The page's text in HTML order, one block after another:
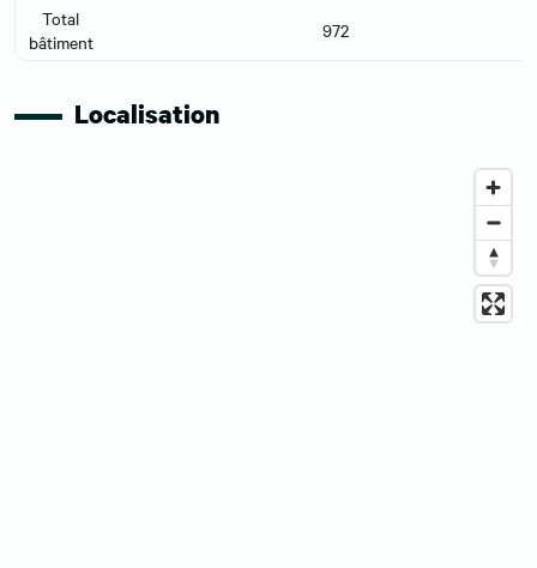
Total
bâtiment
972
Localisation